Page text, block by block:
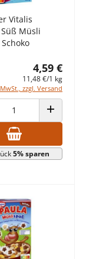
Vitalis
Müsli
4,59 €
11,48 €/1 kg
zzgl. Versand
VERRINGERN ANZAHL
5% sparen